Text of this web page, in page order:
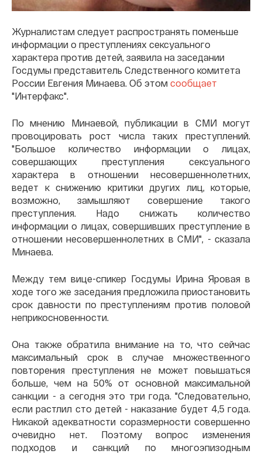
Журналистам следует распространять поменьше
информации о преступлениях сексуального
характера против детей, заявила на заседании
Госдумы представитель Следственного комитета
России Евгения Минаева. Об этом сообщает
"Интерфакс".
По мнению Минаевой, публикации в СМИ могут
провоцировать рост числа таких преступлений.
"Большое количество информации о лицах,
совершающих преступления сексуального
характера в отношении несовершеннолетних,
ведет к снижению критики других лиц, которые,
возможно, замышляют совершение такого
преступления. Надо снижать количество
информации о лицах, совершивших преступление в
отношении несовершеннолетних в СМИ", - сказала
Минаева.
Между тем вице-спикер Госдумы Ирина Яровая в
ходе того же заседания предложила приостановить
срок давности по преступлениям против половой
неприкосновенности.
Она также обратила внимание на то, что сейчас
максимальный срок в случае множественного
повторения преступления не может повышаться
больше, чем на 50% от основной максимальной
санкции - а сегодня это три года. "Следовательно,
если растлил сто детей - наказание будет 4,5 года.
Никакой адекватности соразмерности совершенно
очевидно нет. Поэтому вопрос изменения
подходов и санкций по многоэпизодным